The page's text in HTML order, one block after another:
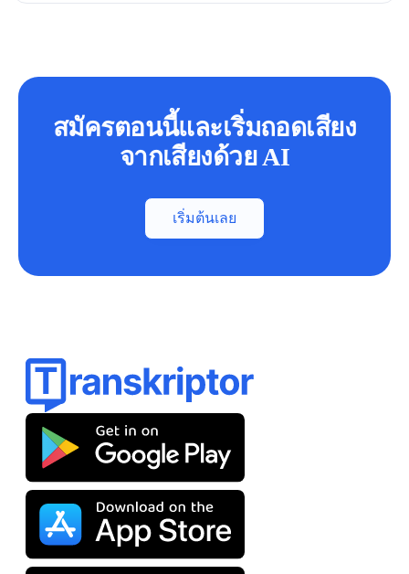
สมัครตอนนี้และเริ่มถอดเสียง
จากเสียงด้วย AI
เริ่มต้นเลย